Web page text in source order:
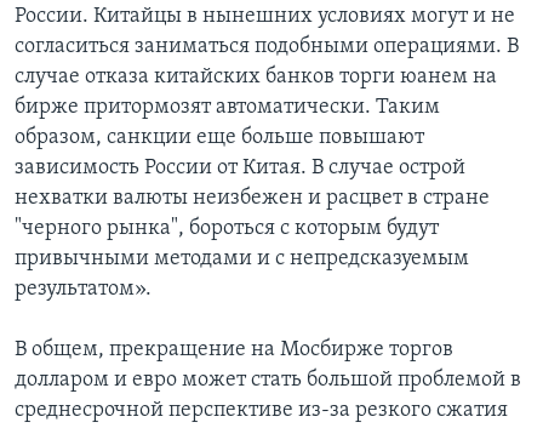
России. Китайцы в нынешних условиях могут и не
согласиться заниматься подобными операциями. В
случае отказа китайских банков торги юанем на
бирже притормозят автоматически. Таким
образом, санкции еще больше повышают
зависимость России от Китая. В случае острой
нехватки валюты неизбежен и расцвет в стране
"черного рынка", бороться с которым будут
привычными методами и с непредсказуемым
результатом».
В общем, прекращение на Мосбирже торгов
долларом и евро может стать большой проблемой в
среднесрочной перспективе из-за резкого сжатия